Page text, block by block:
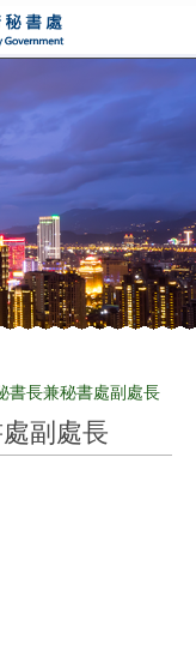
書長兼秘書處副處長
副處長